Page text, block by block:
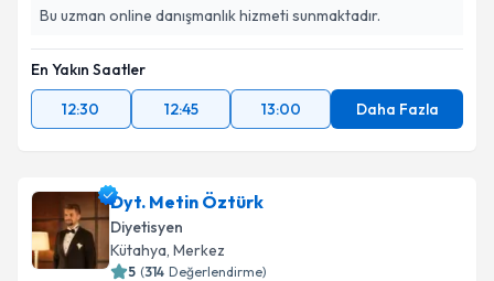
Bu uzman online danışmanlık hizmeti sunmaktadır.
En Yakın Saatler
12:30
12:45 13:00 Daha Fazla
Dyt. Metin Öztürk
Diyetisyen
Kütahya, Merkez
5 (314 Değerlendirme)